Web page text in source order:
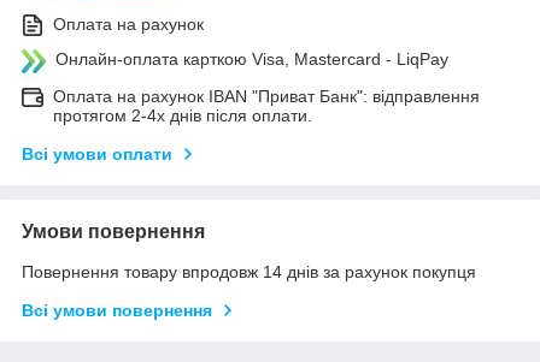
Оплата на рахунок
Онлайн-оплата карткою Visa, Mastercard - LiqPay
Оплата на рахунок IBAN "Приват Банк": відправлення
протягом 2-4х днів після оплати.
Всі умови оплати
Умови повернення
Повернення товару впродовж 14 днів за рахунок покупця
Всі умови повернення